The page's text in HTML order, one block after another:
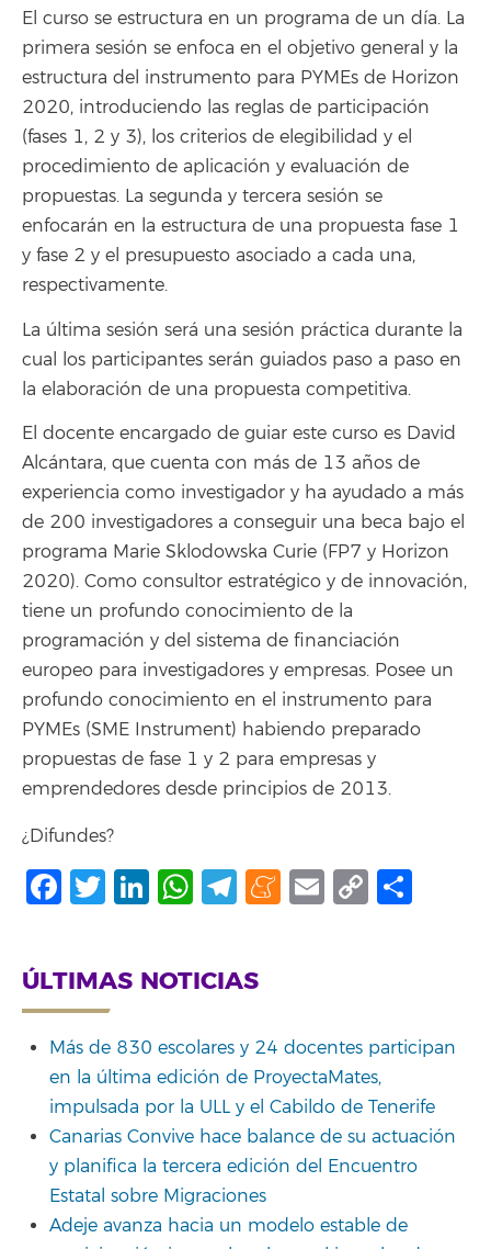
El curso se estructura en un programa de un día. La
primera sesión se enfoca en el objetivo general y la
estructura del instrumento para PYMEs de Horizon
2020, introduciendo las reglas de participación
(fases 1, 2 y 3), los criterios de elegibilidad y el
procedimiento de aplicación y evaluación de
propuestas. La segunda y tercera sesión se
enfocarán en la estructura de una propuesta fase 1
y fase 2 y el presupuesto asociado a cada una,
respectivamente.
La última sesión será una sesión práctica durante la
cual los participantes serán guiados paso a paso en
la elaboración de una propuesta competitiva.
El docente encargado de guiar este curso es David
Alcántara, que cuenta con más de 13 años de
experiencia como investigador y ha ayudado a más
de 200 investigadores a conseguir una beca bajo el
programa Marie Sklodowska Curie (FP7 y Horizon
2020). Como consultor estratégico y de innovación,
tiene un profundo conocimiento de la
programación y del sistema de financiación
europeo para investigadores y empresas. Posee un
profundo conocimiento en el instrumento para
PYMEs (SME Instrument) habiendo preparado
propuestas de fase 1 y 2 para empresas y
emprendedores desde principios de 2013.
¿Difundes?
Facebook
Twitter
LinkedIn
WhatsApp
Telegram
Meneame
Email
Copy
ÚLTIMAS NOTICIAS
Más de 830 escolares y 24 docentes participan
en la última edición de ProyectaMates,
impulsada por la ULL y el Cabildo de Tenerife
Canarias Convive hace balance de su actuación
y planifica la tercera edición del Encuentro
Estatal sobre Migraciones
Adeje avanza hacia un modelo estable de